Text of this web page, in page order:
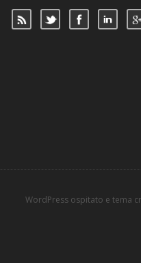
WordPress ospitato e tema